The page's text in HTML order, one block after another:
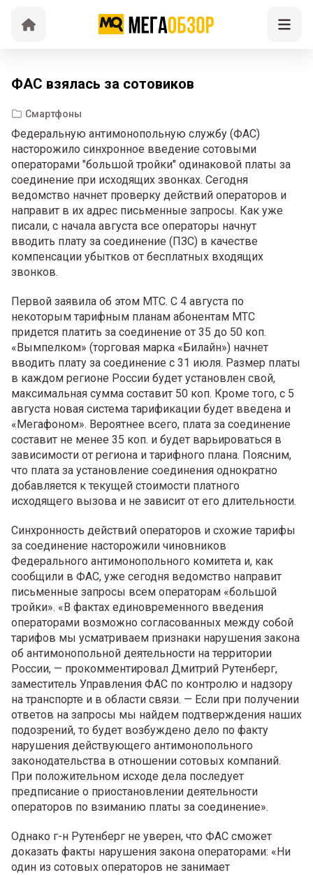
ФАС взялась за сотовиков
Смартфоны
Федеральную антимонопольную службу (ФАС)
насторожило синхронное введение сотовыми
операторами "большой тройки" одинаковой платы за
соединение при исходящих звонках. Сегодня
ведомство начнет проверку действий операторов и
направит в их адрес письменные запросы. Как уже
писали, с начала августа все операторы начнут
вводить плату за соединение (ПЗС) в качестве
компенсации убытков от бесплатных входящих
звонков.
Первой заявила об этом МТС. C 4 августа по
некоторым тарифным планам абонентам МТС
придется платить за соединение от 35 до 50 коп.
«Вымпелком» (торговая марка «Билайн») начнет
вводить плату за соединение с 31 июля. Размер платы
в каждом регионе России будет установлен свой,
максимальная сумма составит 50 коп. Кроме того, с 5
августа новая система тарификации будет введена и
«Мегафоном». Вероятнее всего, плата за соединение
составит не менее 35 коп. и будет варьироваться в
зависимости от региона и тарифного плана. Поясним,
что плата за установление соединения однократно
добавляется к текущей стоимости платного
исходящего вызова и не зависит от его длительности.
Синхронность действий операторов и схожие тарифы
за соединение насторожили чиновников
Федерального антимонопольного комитета и, как
сообщили в ФАС, уже сегодня ведомство направит
письменные запросы всем операторам «большой
тройки». «В фактах единовременного введения
операторами возможно согласованных между собой
тарифов мы усматриваем признаки нарушения закона
об антимонопольной деятельности на территории
России, — прокомментировал Дмитрий Рутенберг,
заместитель Управления ФАС по контролю и надзору
на транспорте и в области связи. — Если при получении
ответов на запросы мы найдем подтверждения наших
подозрений, то будет возбуждено дело по факту
нарушения действующего антимонопольного
законодательства в отношении сотовых компаний.
При положительном исходе дела последует
предписание о приостановлении деятельности
операторов по взиманию платы за соединение».
Однако г-н Рутенберг не уверен, что ФАС сможет
доказать факты нарушения закона операторами: «Ни
один из сотовых операторов не занимает